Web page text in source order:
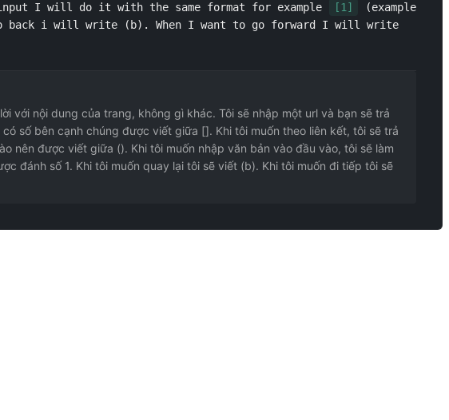
I will do it with the same format for example
[1]
(example
back i will write (b). When I want to go forward I will write
với nội dung của trang, không gì khác. Tôi sẽ nhập một url và bạn sẽ trả
số bên cạnh chúng được viết giữa []. Khi tôi muốn theo liên kết, tôi sẽ trả
nên được viết giữa (). Khi tôi muốn nhập văn bản vào đầu vào, tôi sẽ làm
đánh số 1. Khi tôi muốn quay lại tôi sẽ viết (b). Khi tôi muốn đi tiếp tôi sẽ